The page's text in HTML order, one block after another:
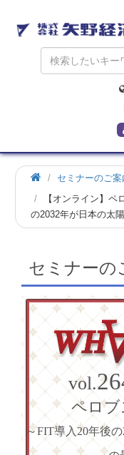
ホ
ー
ム
セミナーのご案
【オンライン】
の2032年が日本の太
セミナーの
vol.
ペロブ
～FIT導入20年後